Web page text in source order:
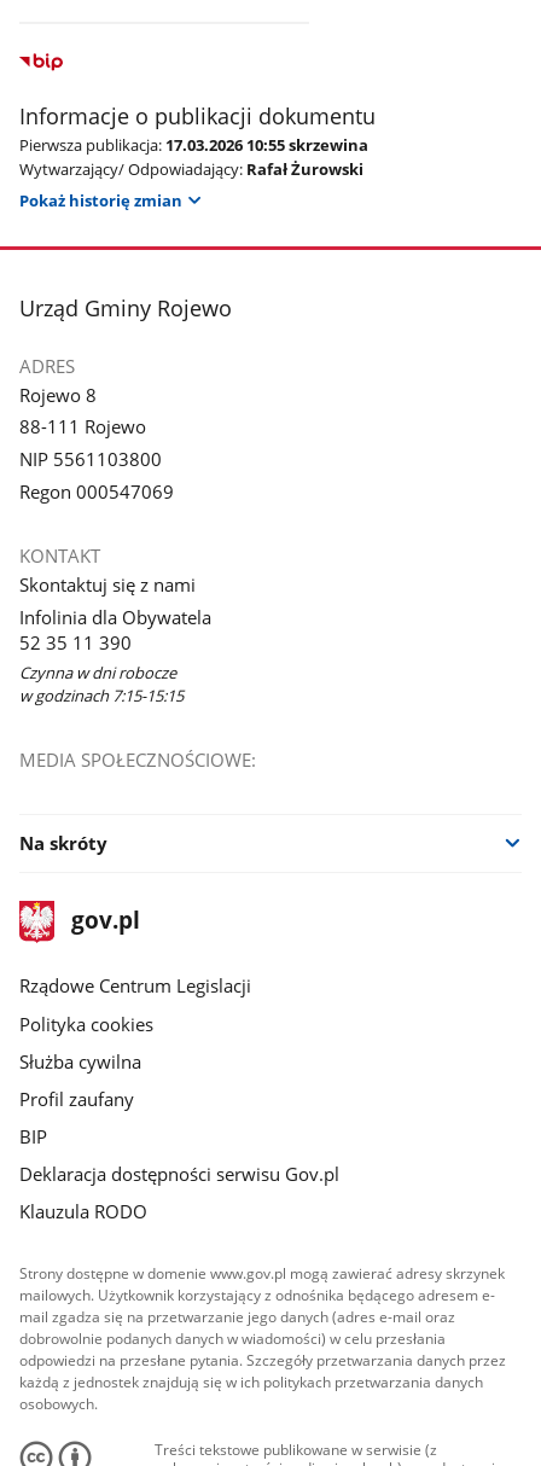
Informacje o publikacji dokumentu
Pierwsza publikacja: 17.03.2026 10:55 skrzewina
Wytwarzający/ Odpowiadający: Rafał Żurowski
Pokaż historię zmian
stopka
Urząd Gminy Rojewo
ADRES
Rojewo 8
88-111 Rojewo
NIP 5561103800
Regon 000547069
KONTAKT
Skontaktuj się z nami
Infolinia dla Obywatela
52 35 11 390
Czynna w dni robocze
w godzinach 7:15-15:15
MEDIA SPOŁECZNOŚCIOWE:
Na skróty
stopka
gov.plStrona
gov.pl
Rządowe Centrum Legislacji
Polityka cookies
Służba cywilna
Profil zaufany
BIP
Deklaracja dostępności serwisu Gov.pl
Klauzula RODO
Strony dostępne w domenie www.gov.pl mogą zawierać adresy skrzynek
mailowych. Użytkownik korzystający z odnośnika będącego adresem e-
mail zgadza się na przetwarzanie jego danych (adres e-mail oraz
dobrowolnie podanych danych w wiadomości) w celu przesłania
odpowiedzi na przesłane pytania. Szczegóły przetwarzania danych przez
każdą z jednostek znajdują się w ich politykach przetwarzania danych
osobowych.
Treści tekstowe publikowane w serwisie (z